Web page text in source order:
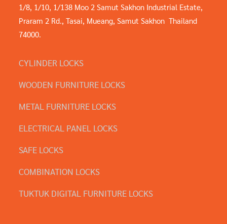
1/8, 1/10, 1/138 Moo 2 Samut Sakhon Industrial Estate,
Praram 2 Rd., Tasai, Mueang, Samut Sakhon Thailand
74000.
CYLINDER LOCKS
WOODEN FURNITURE LOCKS
METAL FURNITURE LOCKS
ELECTRICAL PANEL LOCKS
SAFE LOCKS
COMBINATION LOCKS
TUKTUK DIGITAL FURNITURE LOCKS